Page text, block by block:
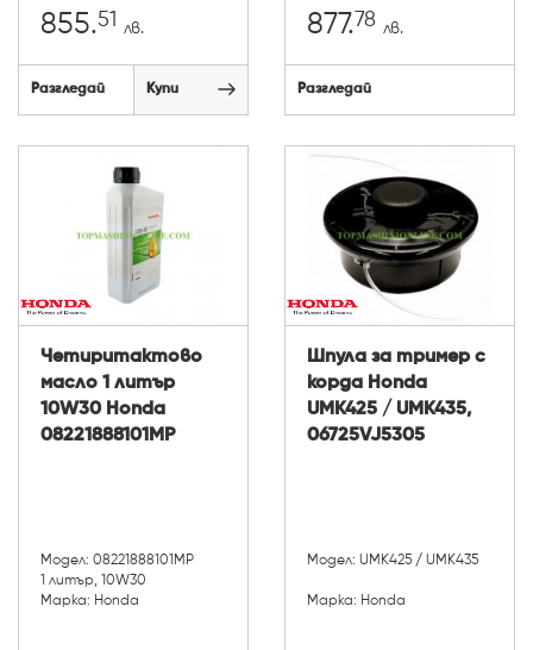
855.51 лв.
Разгледай Купи
877.78 лв.
Разгледай
Четиритактово
масло 1 литър
10W30 Honda
08221888101MP
Модел: 08221888101MP
1 литър, 10W30
Марка: Honda
Шпула за тример с
корда Honda
UMK425 / UMK435,
06725VJ5305
Модел: UMK425 / UMK435
Марка: Honda